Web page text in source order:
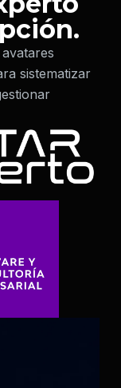
sistematizar